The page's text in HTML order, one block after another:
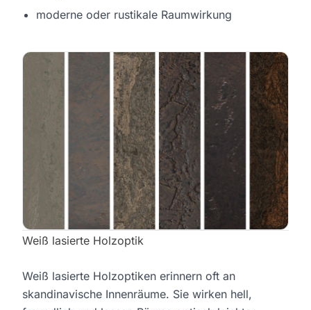
moderne oder rustikale Raumwirkung
Weiß lasierte Holzoptik
Weiß lasierte Holzoptiken erinnern oft an
skandinavische Innenräume. Sie wirken hell,